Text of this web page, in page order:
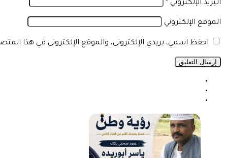
البريد الإلكتروني *
الموقع الإلكتروني
احفظ اسمي، بريدي الإلكتروني، والموقع الإلكتروني في هذا